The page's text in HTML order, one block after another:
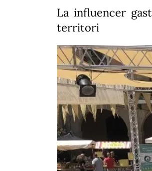
La influencer
territori